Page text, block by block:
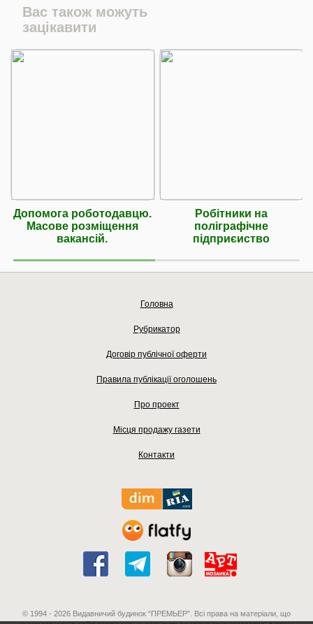
Вас також можуть
зацікавити
Допомога роботодавцю.
Масове розміщення
вакансій.
Робітники на
поліграфічне
підприєиство
Головна
Рубрикатор
Договір публічної оферти
Правила публікації оголошень
Про проект
Місця продажу газети
Контакти
© 1994 - 2026 Видавничий будинок “ПРЕМЬЕР”. Всі права на матеріали, що